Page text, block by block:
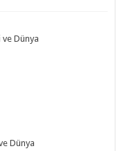
ve Dünya
Dünya